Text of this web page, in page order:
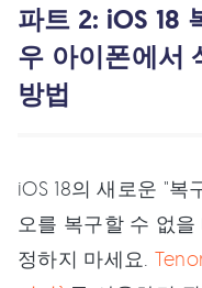
파트 2: iOS 18
우 아이폰에서
방법
iOS 18의 새로운 "복
오를 복구할 수 없
정하지 마세요.